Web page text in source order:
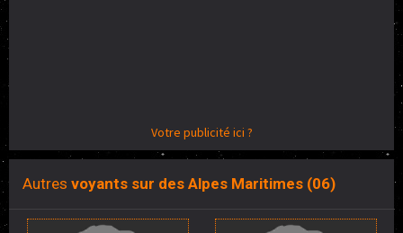
Votre publicité ici ?
Autres voyants sur des Alpes Maritimes (06)